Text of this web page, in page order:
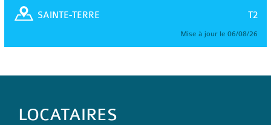
T2
SAINTE-TERRE
Mise à jour le 06/08/26
LOCATAIRES